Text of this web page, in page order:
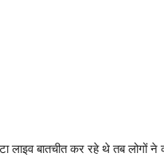
लाइव बातचीत कर रहे थे तब